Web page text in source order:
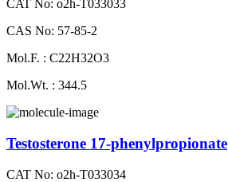
CAT No: o2h-T033033
CAS No: 57-85-2
Mol.F. : C22H32O3
Mol.Wt. : 344.5
Testosterone 17-phenylpropionate
CAT No: o2h-T033034